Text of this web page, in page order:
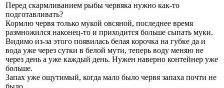
Перед скармливанием рыбы червяка нужно как-то
подготавливать?
Кормлю червя только мукой овсяной, последнее время
размножился наконец-то и приходится больше сыпать муки.
Видимо из-за этого появилась белая корочка на губке да и
вода уже через сутки в белой мути, теперь воду меняю не
через день а уже каждый день. Нужен наверно контейнер уже
больше.
Запах уже ощутимый, когда мало было червя запаха почти не
было.